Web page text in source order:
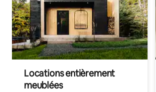
Locations entièrement
meublées